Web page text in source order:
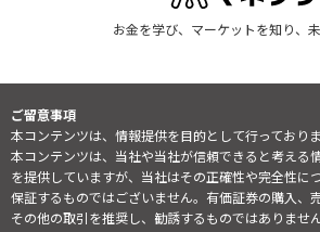
お金を学び、マーケットを知り、
ご留意事項
本コンテンツは、情報提供を目的として行っておりま
本コンテンツは、当社や当社が信頼できると考える
を提供していますが、当社はその正確性や完全性に
保証するものではございません。有価証券の購入、
その他の取引を推奨し、勧誘するものではありませ